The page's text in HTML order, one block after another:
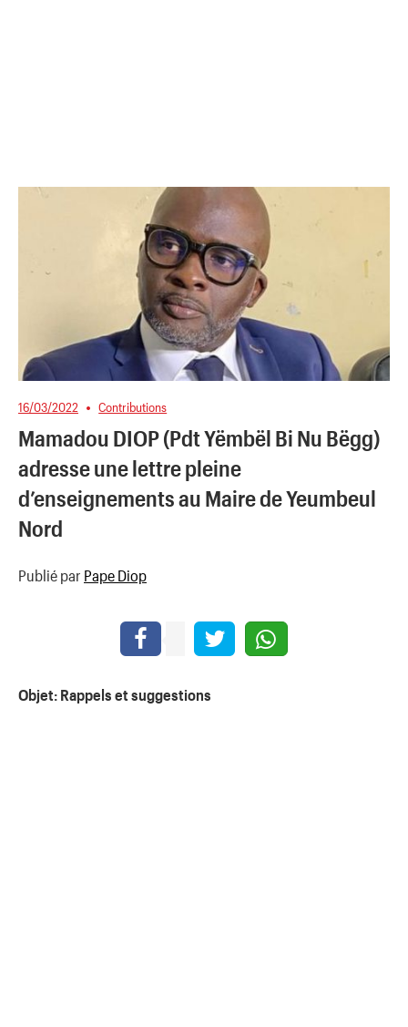
16/03/2022 Contributions
Mamadou DIOP (Pdt Yëmbël Bi Nu Bëgg)
adresse une lettre pleine
d’enseignements au Maire de Yeumbeul
Nord
Publié par Pape Diop
Objet: Rappels et suggestions